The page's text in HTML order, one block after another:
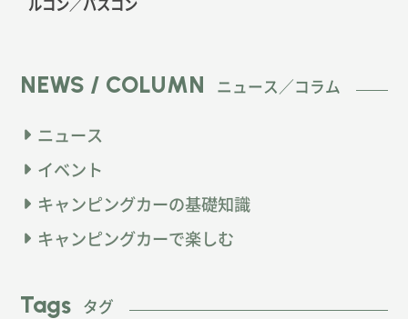
NEWS / COLUMN ニュース／コラム
ニュース
イベント
キャンピングカーの基礎知識
キャンピングカーで楽しむ
Tags タグ